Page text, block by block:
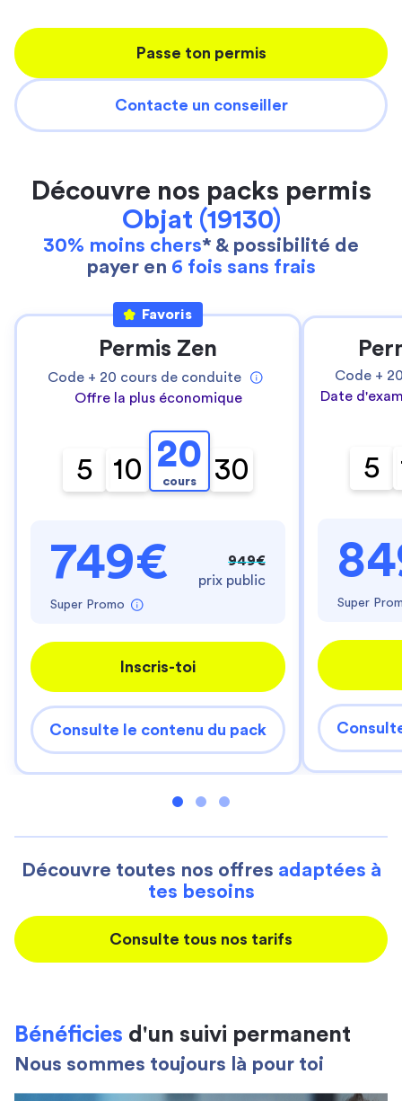
Passe ton permis
Contacte un conseiller
Découvre nos packs permis
Objat (19130)
30% moins chers* & possibilité de
payer en 6 fois sans frais
Favoris
Permis Zen
Code + 20 cours de conduite
Offre la plus économique
5 10 20
cours 30
749€
Super Promo
949€
prix public
Inscris-toi
Consulte le contenu du pack
Code +
Date
5
Super
Découvre toutes nos offres adaptées à
tes besoins
Consulte tous nos tarifs
Bénéficies d'un suivi permanent
Nous sommes toujours là pour toi